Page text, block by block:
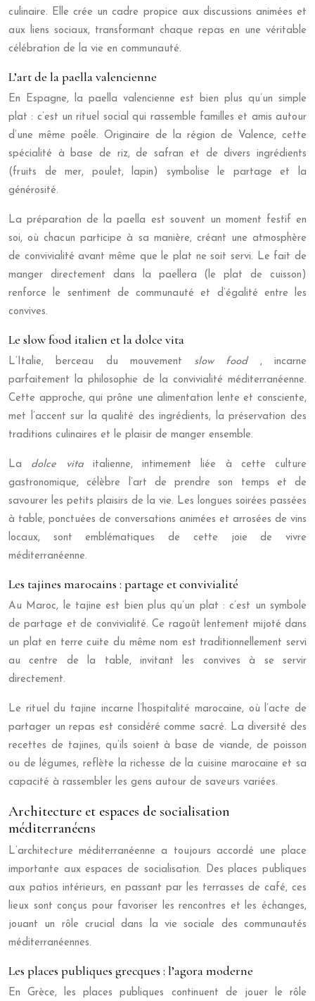
culinaire. Elle crée un cadre propice aux discussions animées et
aux liens sociaux, transformant chaque repas en une véritable
célébration de la vie en communauté.
L’art de la paella valencienne
En Espagne, la paella valencienne est bien plus qu’un simple
plat : c’est un rituel social qui rassemble familles et amis autour
d’une même poêle. Originaire de la région de Valence, cette
spécialité à base de riz, de safran et de divers ingrédients
(fruits de mer, poulet, lapin) symbolise le partage et la
générosité.
La préparation de la paella est souvent un moment festif en
soi, où chacun participe à sa manière, créant une atmosphère
de convivialité avant même que le plat ne soit servi. Le fait de
manger directement dans la paellera (le plat de cuisson)
renforce le sentiment de communauté et d’égalité entre les
convives.
Le slow food italien et la dolce vita
L’Italie, berceau du mouvement slow food , incarne
parfaitement la philosophie de la convivialité méditerranéenne.
Cette approche, qui prône une alimentation lente et consciente,
met l’accent sur la qualité des ingrédients, la préservation des
traditions culinaires et le plaisir de manger ensemble.
La dolce vita italienne, intimement liée à cette culture
gastronomique, célèbre l’art de prendre son temps et de
savourer les petits plaisirs de la vie. Les longues soirées passées
à table, ponctuées de conversations animées et arrosées de vins
locaux, sont emblématiques de cette joie de vivre
méditerranéenne.
Les tajines marocains : partage et convivialité
Au Maroc, le tajine est bien plus qu’un plat : c’est un symbole
de partage et de convivialité. Ce ragoût lentement mijoté dans
un plat en terre cuite du même nom est traditionnellement servi
au centre de la table, invitant les convives à se servir
directement.
Le rituel du tajine incarne l’hospitalité marocaine, où l’acte de
partager un repas est considéré comme sacré. La diversité des
recettes de tajines, qu’ils soient à base de viande, de poisson
ou de légumes, reflète la richesse de la cuisine marocaine et sa
capacité à rassembler les gens autour de saveurs variées.
Architecture et espaces de socialisation
méditerranéens
L’architecture méditerranéenne a toujours accordé une place
importante aux espaces de socialisation. Des places publiques
aux patios intérieurs, en passant par les terrasses de café, ces
lieux sont conçus pour favoriser les rencontres et les échanges,
jouant un rôle crucial dans la vie sociale des communautés
méditerranéennes.
Les places publiques grecques : l’agora moderne
En Grèce, les places publiques continuent de jouer le rôle